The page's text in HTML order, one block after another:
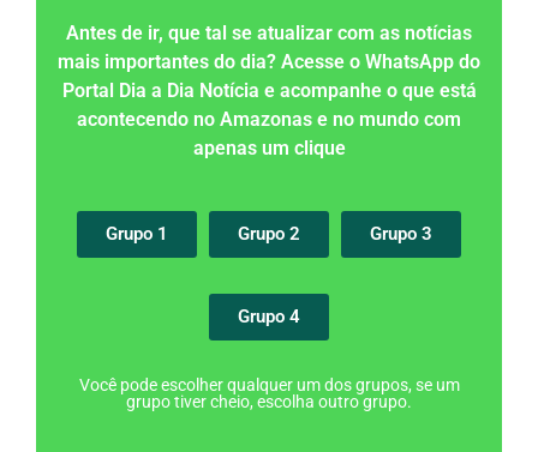
Antes de ir, que tal se atualizar com as notícias
mais importantes do dia? Acesse o WhatsApp do
Portal Dia a Dia Notícia e acompanhe o que está
acontecendo no Amazonas e no mundo com
apenas um clique
Grupo 1 Grupo 2 Grupo 3
Grupo 4
Você pode escolher qualquer um dos grupos, se um
grupo tiver cheio, escolha outro grupo.